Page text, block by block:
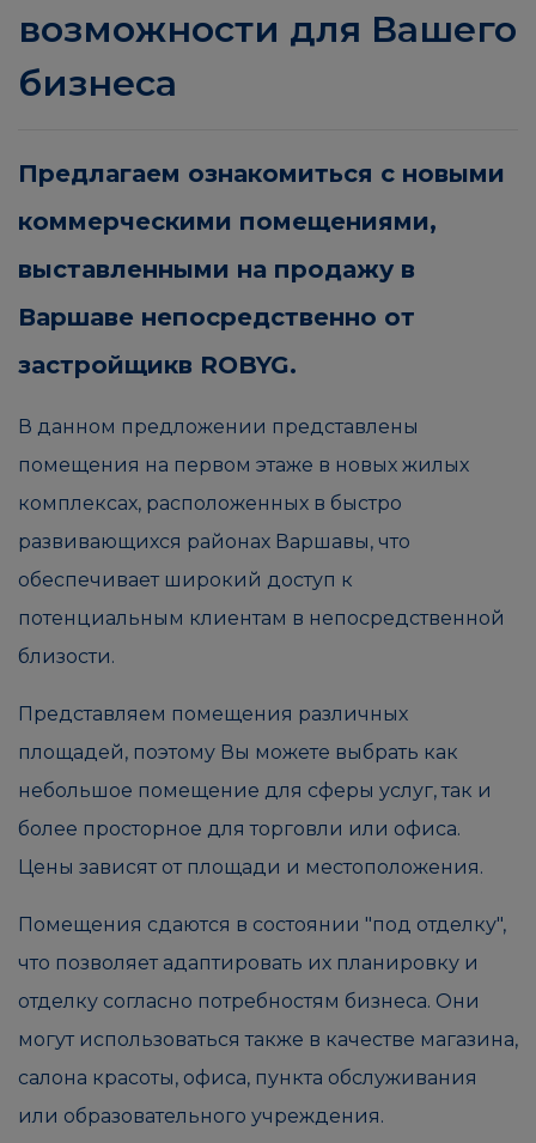
возможности для Вашего
бизнеса
Предлагаем ознакомиться с новыми
коммерческими помещениями,
выставленными на продажу в
Варшаве непосредственно от
застройщикв ROBYG.
В данном предложении представлены
помещения на первом этаже в новых жилых
комплексах, расположенных в быстро
развивающихся районах Варшавы, что
обеспечивает широкий доступ к
потенциальным клиентам в непосредственной
близости.
Представляем помещения различных
площадей, поэтому Вы можете выбрать как
небольшое помещение для сферы услуг, так и
более просторное для торговли или офиса.
Цены зависят от площади и местоположения.
Помещения сдаются в состоянии "под отделку",
что позволяет адаптировать их планировку и
отделку согласно потребностям бизнеса. Они
могут использоваться также в качестве магазина,
салона красоты, офиса, пункта обслуживания
или образовательного учреждения.